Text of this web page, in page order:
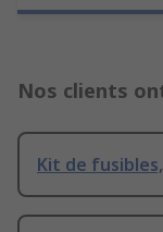
Nos clients
Kit de